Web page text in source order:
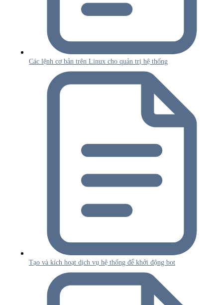
Các lệnh cơ bản trên Linux cho quản trị hệ thống
Tạo và kích hoạt dịch vụ hệ thống để khởi động bot